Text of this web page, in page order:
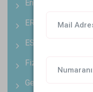
Endoskopi ve
ERCP Ünitemiz
ESWT Ünitemiz
Fizik Tedavi ve
Gebe Okulu Ünitemiz